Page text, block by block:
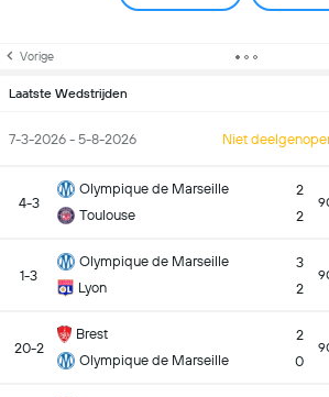
Vorige
Laatste Wedstrijden
7-3-2026 - 5-8-2026 Niet
4-3
Olympique de Marseille
Toulouse
2
2
1-3
Olympique de Marseille
Lyon
3
2
20-2
Brest
Olympique de Marseille
2
0